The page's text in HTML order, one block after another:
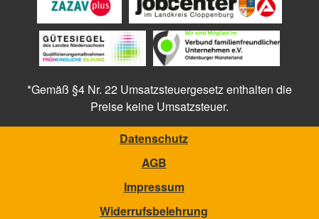
*Gemäß §4 Nr. 22 Umsatzsteuergesetz enthalten die
Preise keine Umsatzsteuer.
Datenschutz
AGB
Impressum
Widerrufsbelehrung